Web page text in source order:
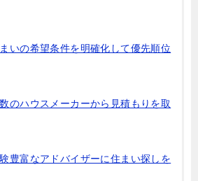
まいの希望条件を明確化して優先順位
数のハウスメーカーから見積もりを取
験豊富なアドバイザーに住まい探しを